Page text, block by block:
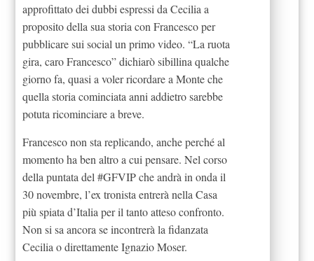
approfittato dei dubbi espressi da Cecilia a
proposito della sua storia con Francesco per
pubblicare sui social un primo video. “La ruota
gira, caro Francesco” dichiarò sibillina qualche
giorno fa, quasi a voler ricordare a Monte che
quella storia cominciata anni addietro sarebbe
potuta ricominciare a breve.
Francesco non sta replicando, anche perché al
momento ha ben altro a cui pensare. Nel corso
della puntata del #GFVIP che andrà in onda il
30 novembre, l’ex tronista entrerà nella Casa
più spiata d’Italia per il tanto atteso confronto.
Non si sa ancora se incontrerà la fidanzata
Cecilia o direttamente Ignazio Moser.